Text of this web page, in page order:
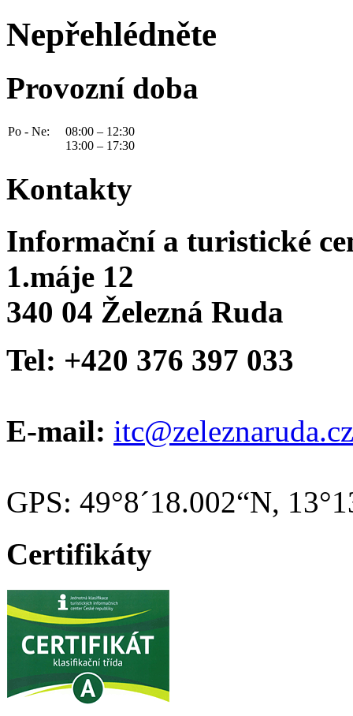
Nepřehlédněte
Provozní doba
Po - Ne:
08:00 – 12:30
13:00 – 17:30
Kontakty
Informační a turistické
1.máje 12
340 04 Železná Ruda
Tel: +420 376 397 033
E-mail: itc@zeleznaruda.cz
GPS: 49°8´18.002“N,
Certifikáty